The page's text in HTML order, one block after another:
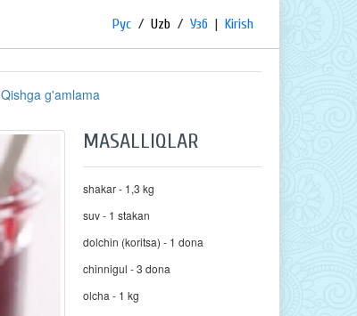
Рус / Uzb / Узб | Kirish
Qishga g'amlama
MASALLIQLAR
shakar - 1,3 kg
suv - 1 stakan
dolchin (koritsa) - 1 dona
chinnigul - 3 dona
olcha - 1 kg